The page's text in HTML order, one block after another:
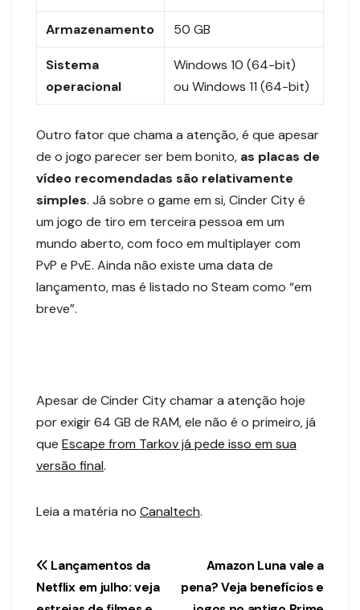
Armazenamento 50 GB
Sistema
operacional
Windows 10 (64-bit)
ou Windows 11 (64-bit)
Outro fator que chama a atenção, é que apesar
de o jogo parecer ser bem bonito, as placas de
vídeo recomendadas são relativamente
simples. Já sobre o game em si, Cinder City é
um jogo de tiro em terceira pessoa em um
mundo aberto, com foco em multiplayer com
PvP e PvE. Ainda não existe uma data de
lançamento, mas é listado no Steam como “em
breve”.
Apesar de Cinder City chamar a atenção hoje
por exigir 64 GB de RAM, ele não é o primeiro, já
que Escape from Tarkov já pede isso em sua
versão final.
Leia a matéria no Canaltech.
Navegação
de
Amazon Luna vale a
pena? Veja benefícios e
Lançamentos da
Netflix em julho: veja